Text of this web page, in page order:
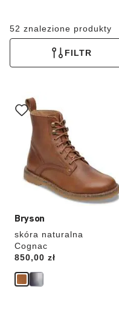
52 znalezione produkty
FILTR
Bryson
skóra naturalna
Cognac
Price:
850,00 zł
Wybranie
koloru
spowoduje
zmianę
zdjęcia
produktu